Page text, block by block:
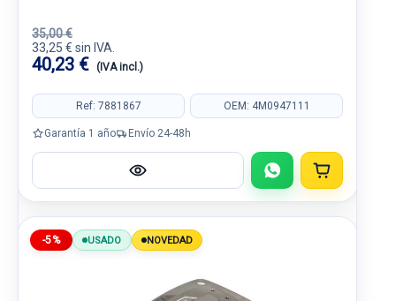
35,00 €
33,25 € sin IVA.
40,23 € (IVA incl.)
Ref: 7881867 OEM: 4M0947111
Garantía 1 año Envío 24-48h
-5% USADO NOVEDAD